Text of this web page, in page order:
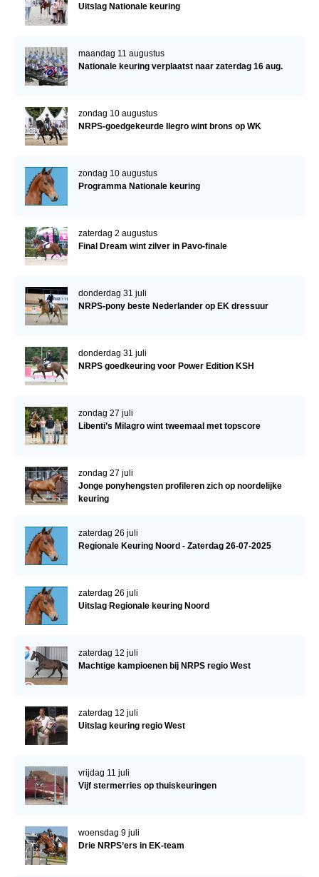
Uitslag Nationale keuring
maandag 11 augustus
Nationale keuring verplaatst naar zaterdag 16 aug.
zondag 10 augustus
NRPS-goedgekeurde Ilegro wint brons op WK
zondag 10 augustus
Programma Nationale keuring
zaterdag 2 augustus
Final Dream wint zilver in Pavo-finale
donderdag 31 juli
NRPS-pony beste Nederlander op EK dressuur
donderdag 31 juli
NRPS goedkeuring voor Power Edition KSH
zondag 27 juli
Libenti’s Milagro wint tweemaal met topscore
zondag 27 juli
Jonge ponyhengsten profileren zich op noordelijke
keuring
zaterdag 26 juli
Regionale Keuring Noord - Zaterdag 26-07-2025
zaterdag 26 juli
Uitslag Regionale keuring Noord
zaterdag 12 juli
Machtige kampioenen bij NRPS regio West
zaterdag 12 juli
Uitslag keuring regio West
vrijdag 11 juli
Vijf stermerries op thuiskeuringen
woensdag 9 juli
Drie NRPS’ers in EK-team